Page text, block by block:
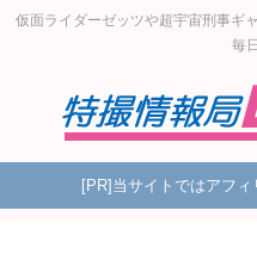
仮面ライダーゼッツや超宇宙刑事ギ
毎
[PR]当サイトではアフ